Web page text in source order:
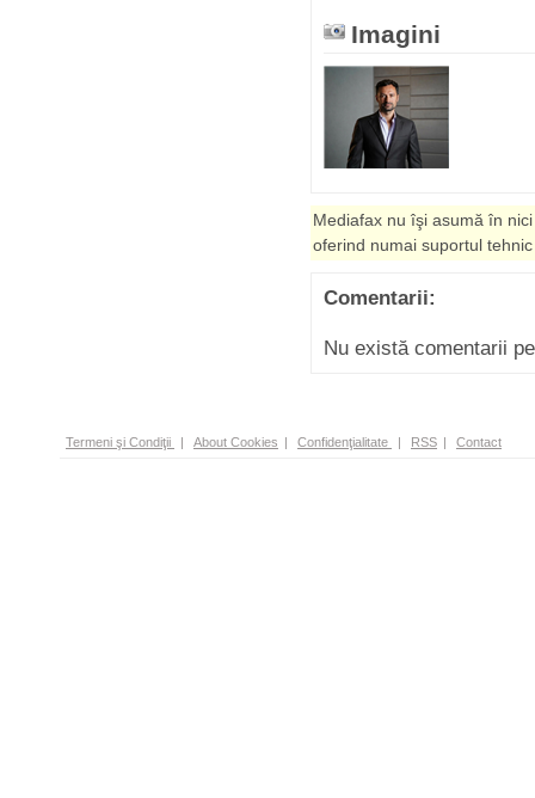
Imagini
Mediafax nu îşi asumă în
oferind numai suportul
Comentarii:
Nu există comentarii
Termeni şi Condiţii | About Cookies | Confidenţialitate | RSS | Contact